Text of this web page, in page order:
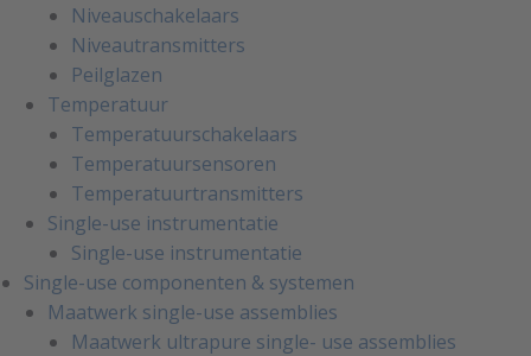
Niveauschakelaars
Niveautransmitters
Peilglazen
Temperatuur
Temperatuurschakelaars
Temperatuursensoren
Temperatuurtransmitters
Single-use instrumentatie
Single-use instrumentatie
Single-use componenten & systemen
Maatwerk single-use assemblies
Maatwerk ultrapure single- use assemblies